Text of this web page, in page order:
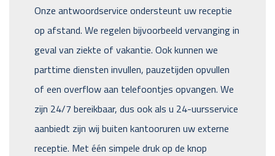
Onze antwoordservice ondersteunt uw receptie
op afstand. We regelen bijvoorbeeld vervanging in
geval van ziekte of vakantie. Ook kunnen we
parttime diensten invullen, pauzetijden opvullen
of een overflow aan telefoontjes opvangen. We
zijn 24/7 bereikbaar, dus ook als u 24-uursservice
aanbiedt zijn wij buiten kantooruren uw externe
receptie. Met één simpele druk op de knop